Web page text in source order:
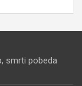
smrti pobeda